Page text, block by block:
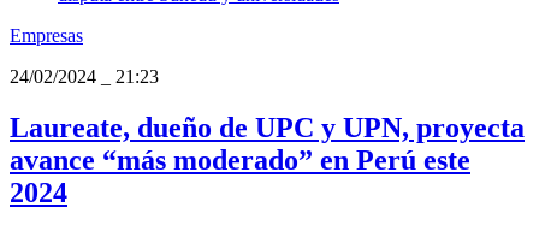
Empresas
24/02/2024
21:23
Laureate, dueño de UPC y UPN, proyecta
avance “más moderado” en Perú este
2024